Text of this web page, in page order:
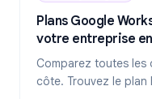
Plans Google
votre entreprise
Comparez toutes les
côte. Trouvez le plan